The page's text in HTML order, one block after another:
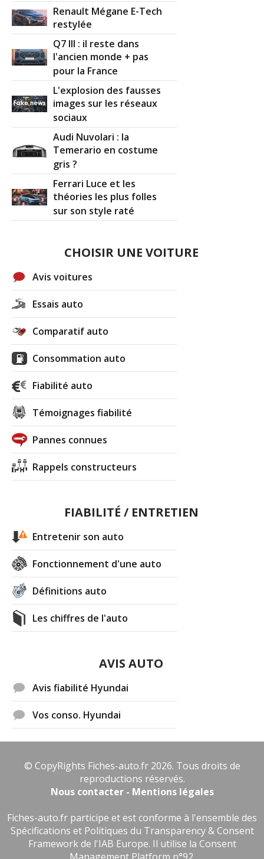
Renault Mégane E-Tech
restylée
Q7 III : il reste dans
l'ancien monde + pas
pour la France
L'explosion des fausses
images sur les réseaux
sociaux
Audi Nuvolari : la
Temerario en costume
gris ?
Ferrari Luce et les
théories les plus folles
sur son style raté
CHOISIR UNE VOITURE
Avis voitures
Essais auto
Comparatif auto
Consommation auto
Fiabilité auto
Témoignages fiabilité
Pannes connues
Rappels constructeurs
FIABILITÉ / ENTRETIEN
Entretenir son auto
Fonctionnement d'une auto
Définitions auto
Les chiffres de l'auto
AVIS AUTO
Avis fiabilité Hyundai
Vos conso. Hyundai
© CopyRights Fiches-auto.fr 2026. Tous droits de
reproductions réservés.
Nous contacter - Mentions légales
Fiches-auto.fr participe et est conforme à l'ensemble des
Spécifications et Politiques du Transparency & Consent
Framework de l'IAB Europe. Il utilise la Consent